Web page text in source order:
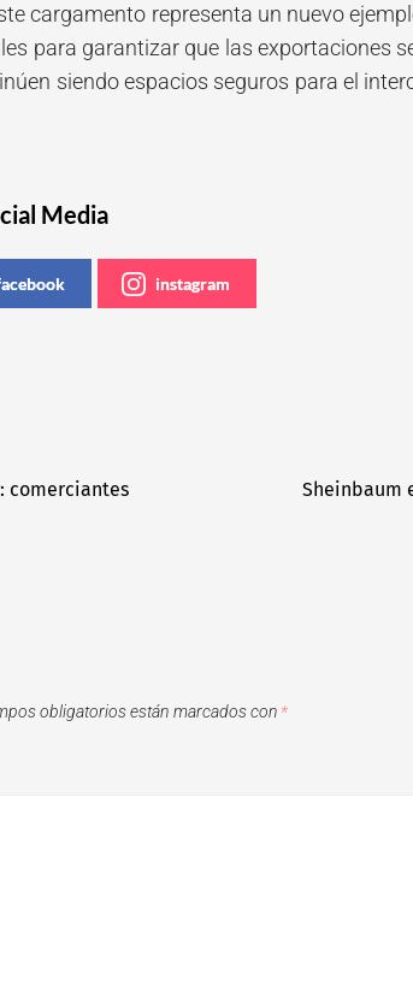
cargamento representa un nuevo
para garantizar que las exportaciones
siendo espacios seguros para el
Media
instagram
comerciantes
Sheinbaum
obligatorios están marcados con *